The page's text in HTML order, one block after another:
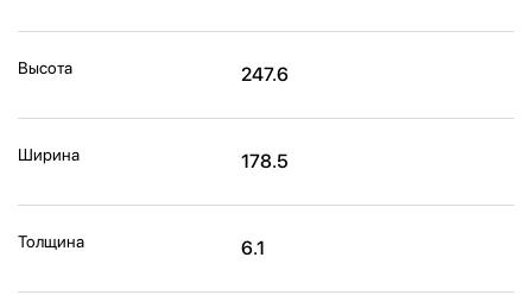
Высота 247.6
Ширина 178.5
Толщина 6.1